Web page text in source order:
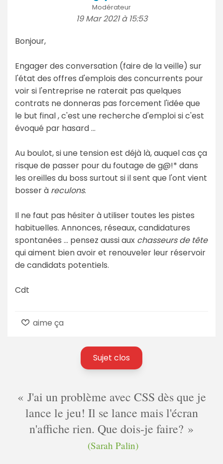
Modérateur
19 Mar 2021 à 15:53
Bonjour,
Engager des conversation (faire de la veille) sur
l'état des offres d'emplois des concurrents pour
voir si l'entreprise ne raterait pas quelques
contrats ne donneras pas forcement l'idée que
le but final , c'est une recherche d'emploi si c'est
évoqué par hasard ...
Au boulot, si une tension est déjà là, auquel cas ça
risque de passer pour du foutage de g@!* dans
les oreilles du boss surtout si il sent que l'ont vient
bosser à reculons.
Il ne faut pas hésiter à utiliser toutes les pistes
habituelles. Annonces, réseaux, candidatures
spontanées ... pensez aussi aux chasseurs de tête
qui aiment bien avoir et renouveler leur réservoir
de candidats potentiels.
Cdt
aime ça
Sujet clos
J'ai un problème avec CSS dès que je
lance le jeu! Il se lance mais l'écran
n'affiche rien. Que dois-je faire?
(Sarah Palin)